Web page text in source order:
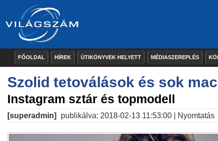
FŐOLDAL HÍREK ÚTIKÖNYVEK HELYETT MÉDIASZEREPLÉS
Szolid tetoválások és sok
Instagram sztár és topmodell
[superadmin] publikálva: 2018-02-13 11:53:00 | Nyomtatás